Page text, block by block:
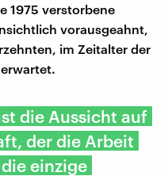
1975 verstorbene
vorausgeahnt,
im Zeitalter der
die Aussicht auf
der die Arbeit
einzige